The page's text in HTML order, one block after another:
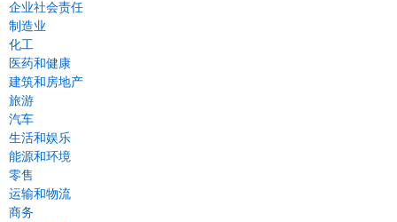
企业社会责任
制造业
化工
医药和健康
建筑和房地产
旅游
汽车
生活和娱乐
能源和环境
零售
运输和物流
商务